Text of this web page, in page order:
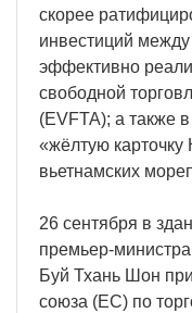
скорее
инвестиций
эффективно
свободной
(EVFTA); а также
«жёлтую
вьетнамских
26 сентября в
премьер-
Буй Тхань Шон
союза (ЕС) по